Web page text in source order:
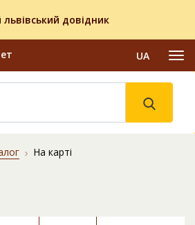
довідник
UA
На карті